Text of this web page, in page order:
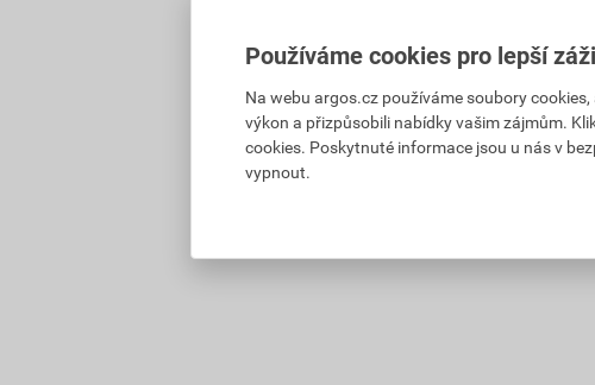
Používáme cookies pro lepší
Na webu argos.cz používáme soubory
výkon a přizpůsobili nabídky vašim zájmům.
cookies. Poskytnuté informace jsou u nás v
vypnout.